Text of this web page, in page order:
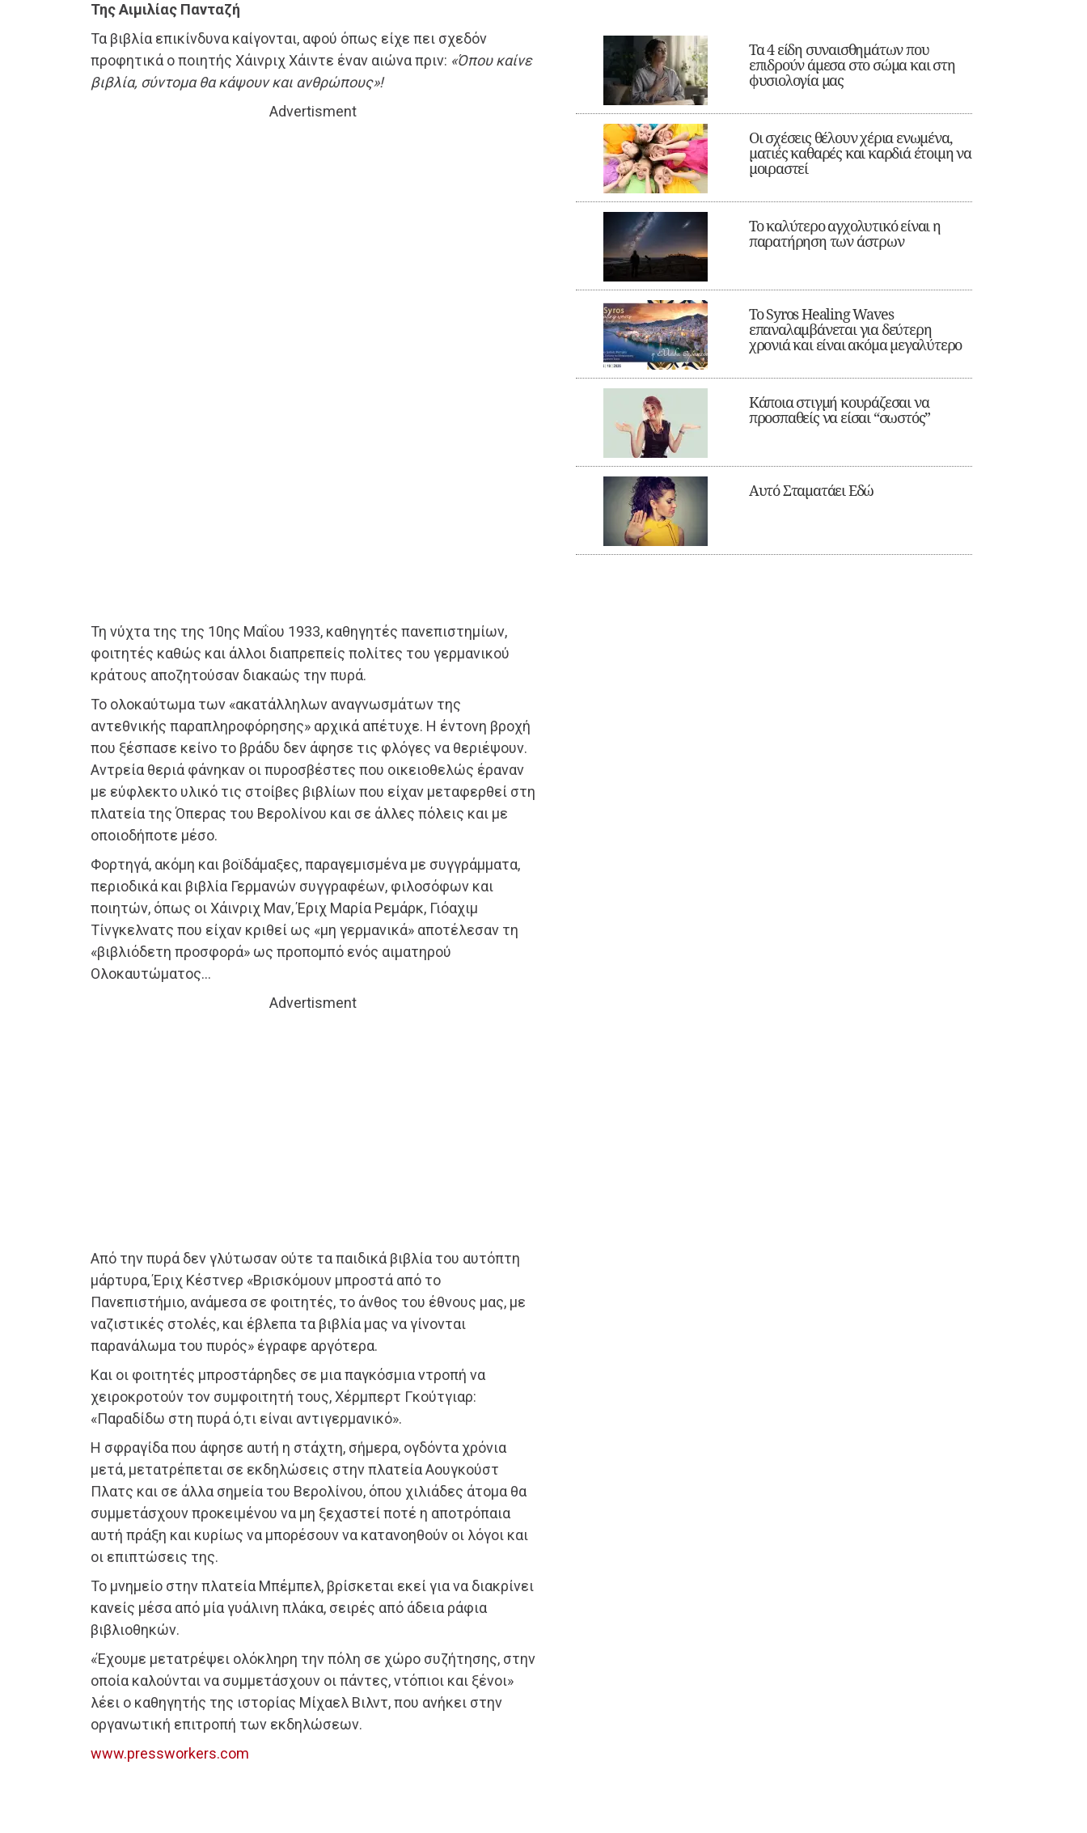
Της Αιμιλίας Πανταζή
Τα βιβλία επικίνδυνα καίγονται, αφού όπως είχε πει σχεδόν
προφητικά ο ποιητής Χάινριχ Χάιντε έναν αιώνα πριν: «Όπου καίνε
βιβλία, σύντομα θα κάψουν και ανθρώπους»!
Advertisment
Τη νύχτα της της 10ης Μαΐου 1933, καθηγητές πανεπιστημίων,
φοιτητές καθώς και άλλοι διαπρεπείς πολίτες του γερμανικού
κράτους αποζητούσαν διακαώς την πυρά.
Το ολοκαύτωμα των «ακατάλληλων αναγνωσμάτων της
αντεθνικής παραπληροφόρησης» αρχικά απέτυχε. Η έντονη βροχή
που ξέσπασε κείνο το βράδυ δεν άφησε τις φλόγες να θεριέψουν.
Αντρεία θεριά φάνηκαν οι πυροσβέστες που οικειοθελώς έραναν
με εύφλεκτο υλικό τις στοίβες βιβλίων που είχαν μεταφερθεί στη
πλατεία της Όπερας του Βερολίνου και σε άλλες πόλεις και με
οποιοδήποτε μέσο.
Φορτηγά, ακόμη και βοϊδάμαξες, παραγεμισμένα με συγγράμματα,
περιοδικά και βιβλία Γερμανών συγγραφέων, φιλοσόφων και
ποιητών, όπως οι Χάινριχ Μαν, Έριχ Μαρία Ρεμάρκ, Γιόαχιμ
Τίνγκελνατς που είχαν κριθεί ως «μη γερμανικά» αποτέλεσαν τη
«βιβλιόδετη προσφορά» ως προπομπό ενός αιματηρού
Ολοκαυτώματος…
Advertisment
Από την πυρά δεν γλύτωσαν ούτε τα παιδικά βιβλία του αυτόπτη
μάρτυρα, Έριχ Κέστνερ «Βρισκόμουν μπροστά από το
Πανεπιστήμιο, ανάμεσα σε φοιτητές, το άνθος του έθνους μας, με
ναζιστικές στολές, και έβλεπα τα βιβλία μας να γίνονται
παρανάλωμα του πυρός» έγραφε αργότερα.
Και οι φοιτητές μπροστάρηδες σε μια παγκόσμια ντροπή να
χειροκροτούν τον συμφοιτητή τους, Χέρμπερτ Γκούτγιαρ:
«Παραδίδω στη πυρά ό,τι είναι αντιγερμανικό».
Η σφραγίδα που άφησε αυτή η στάχτη, σήμερα, ογδόντα χρόνια
μετά, μετατρέπεται σε εκδηλώσεις στην πλατεία Αουγκούστ
Πλατς και σε άλλα σημεία του Βερολίνου, όπου χιλιάδες άτομα θα
συμμετάσχουν προκειμένου να μη ξεχαστεί ποτέ η αποτρόπαια
αυτή πράξη και κυρίως να μπορέσουν να κατανοηθούν οι λόγοι και
οι επιπτώσεις της.
Το μνημείο στην πλατεία Μπέμπελ, βρίσκεται εκεί για να διακρίνει
κανείς μέσα από μία γυάλινη πλάκα, σειρές από άδεια ράφια
βιβλιοθηκών.
«Έχουμε μετατρέψει ολόκληρη την πόλη σε χώρο συζήτησης, στην
οποία καλούνται να συμμετάσχουν οι πάντες, ντόπιοι και ξένοι»
λέει ο καθηγητής της ιστορίας Μίχαελ Βιλντ, που ανήκει στην
οργανωτική επιτροπή των εκδηλώσεων.
www.pressworkers.com
Τα 4 είδη συναισθημάτων που
επιδρούν άμεσα στο σώμα και στη
φυσιολογία μας
Οι σχέσεις θέλουν χέρια ενωμένα,
ματιές καθαρές και καρδιά έτοιμη να
μοιραστεί
Το καλύτερο αγχολυτικό είναι η
παρατήρηση των άστρων
Το Syros Healing Waves
επαναλαμβάνεται για δεύτερη
χρονιά και είναι ακόμα μεγαλύτερο
Κάποια στιγμή κουράζεσαι να
προσπαθείς να είσαι “σωστός”
Αυτό Σταματάει Εδώ